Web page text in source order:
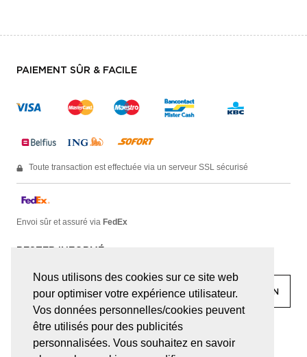
Nous utilisons des cookies sur ce site web
pour optimiser votre expérience utilisateur.
Vos données personnelles/cookies peuvent
être utilisés pour des publicités
personnalisées. Vous souhaitez en savoir
PAIEMENT SÛR & FACILE
Toute transaction est effectuée via un serveur SSL sécurisé
Envoi sûr et assuré via FedEx
facebook linkedin